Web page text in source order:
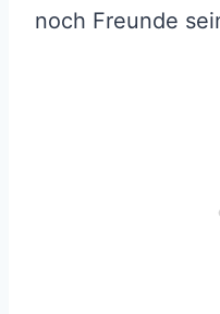
noch Freunde